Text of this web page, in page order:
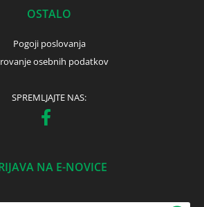
OSTALO
Pogoji poslovanja
osebnih podatkov
SPREMLJAJTE NAS:
NA E-NOVICE